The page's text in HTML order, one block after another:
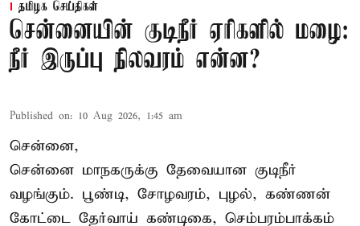
தமிழக செய்திகள்
சென்னையின் குடிநீர் ஏரிகளில் மழை:
நீர் இருப்பு நிலவரம் என்ன?
Published on: 10 Aug 2026, 1:45 am
சென்னை,
சென்னை மாநகருக்கு தேவையான குடிநீர்
வழங்கும். பூண்டி, சோழவரம், புழல், கண்ணன்
கோட்டை தேர்வாய் கண்டிகை, செம்பரம்பாக்கம்